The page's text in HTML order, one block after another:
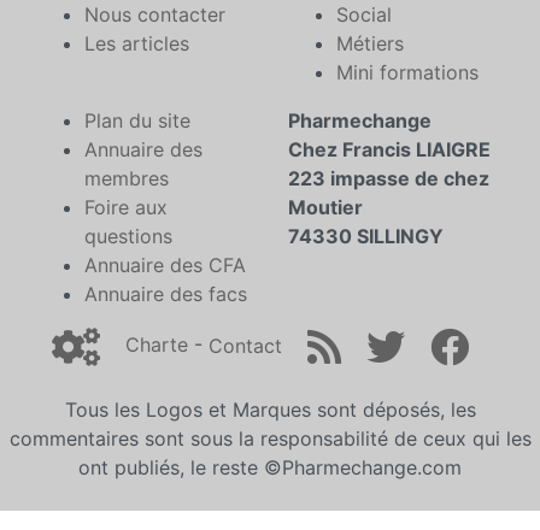
Nous contacter
Les articles
Social
Métiers
Mini formations
Plan du site
Annuaire des
membres
Foire aux
questions
Annuaire des CFA
Annuaire des facs
Pharmechange
Chez Francis LIAIGRE
223 impasse de chez
Moutier
74330 SILLINGY
Charte - Contact
Tous les Logos et Marques sont déposés, les
commentaires sont sous la responsabilité de ceux qui les
ont publiés, le reste ©Pharmechange.com